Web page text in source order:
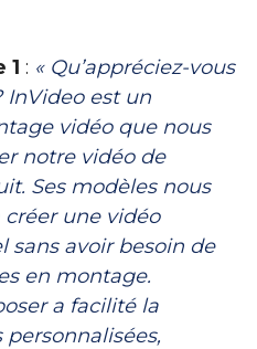
1 : « Qu’appréciez-vous
InVideo est un
vidéo que nous
notre vidéo de
Ses modèles nous
une vidéo
sans avoir besoin de
en montage.
a facilité la